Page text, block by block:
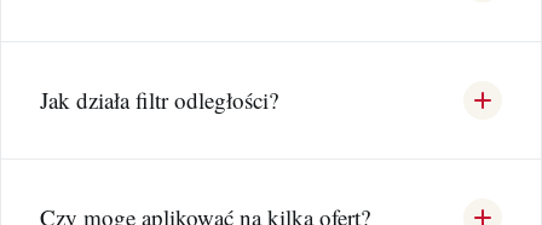
Jak działa filtr odległości?
Czy mogę aplikować na kilka ofert?